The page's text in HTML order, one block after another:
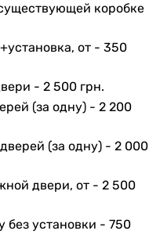
коробке
от -350
-2 500 грн.
(за одну) -2 200
(за одну) -2 000
двери, от -2 500
без установки -750